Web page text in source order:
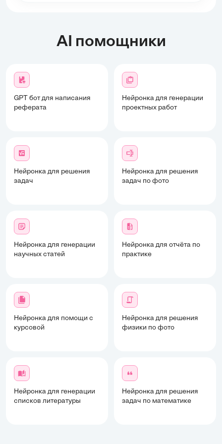
AI помощники
GPT бот для написания
реферата
Нейронка для генерации
проектных работ
Нейронка для решения
задач
Нейронка для решения
задач по фото
Нейронка для генерации
научных статей
Нейронка для отчёта по
практике
Нейронка для помощи с
курсовой
Нейронка для решения
физики по фото
Нейронка для генерации
списков литературы
Нейронка для решения
задач по математике